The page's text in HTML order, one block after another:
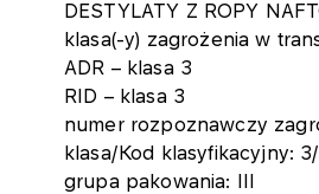
DESTYLATY Z ROPY
klasa(-y) zagrożenia w
ADR – klasa 3
RID – klasa 3
numer rozpoznawczy
klasa/Kod klasyfikacyjny:
grupa pakowania: III